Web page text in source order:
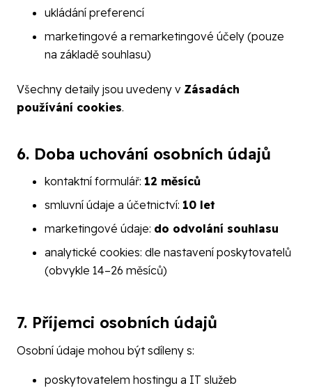
ukládání preferencí
marketingové a remarketingové účely (pouze
na základě souhlasu)
Všechny detaily jsou uvedeny v Zásadách
používání cookies.
6. Doba uchování osobních údajů
kontaktní formulář: 12 měsíců
smluvní údaje a účetnictví: 10 let
marketingové údaje: do odvolání souhlasu
analytické cookies: dle nastavení poskytovatelů
(obvykle 14–26 měsíců)
7. Příjemci osobních údajů
Osobní údaje mohou být sdíleny s:
poskytovatelem hostingu a IT služeb